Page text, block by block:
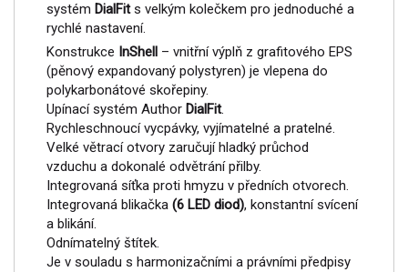
systém DialFits velkým kolečkem pro jednoduché a
rychlé nastavení.
Konstrukce InShell – vnitřní výplň z grafitového EPS
(pěnový expandovaný polystyren) je vlepena do
polykarbonátové skořepiny.
Upínací systém Author DialFit.
Rychleschnoucí vycpávky, vyjímatelné a pratelné.
Velké větrací otvory zaručují hladký průchod
vzduchu a dokonalé odvětrání přilby.
Integrovaná síťka proti hmyzu v předních otvorech.
Integrovaná blikačka (6 LED diod), konstantní svícení
a blikání.
Odnímatelný štítek.
Je v souladu s harmonizačními a právními předpisy